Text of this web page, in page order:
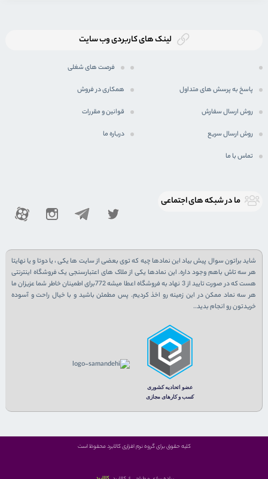
لینک های کاربردی وب سایت
فرصت های شغلی
پاسخ به پرسش های متداول همکاری در فروش
روش ارسال سفارش قوانین و مقررات
روش ارسال سریع درباره ما
تماس با ما
ما در شبكه های اجتماعی
شاید براتون سوال پیش بیاد این نمادها چیه که توی بعضی از سایت ها یکی ، یا دوتا و یا نهایتا
هر سه تاش باهم وجود داره. این نمادها یکی از ملاک های اعتبارسنجی یک فروشگاه اینترنتی
هست که در صورت تایید از 3 نهاد به فروشگاه اعطا میشه 772برای اطمینان خاطر شما عزیزان ما
هر سه نماد ممکن در این زمینه رو اخذ کردیم. پس مطمئن باشید و با خیال راحت و آسوده
خریدتون رو انجام بدید..
کلیه حقوق برای گروه نرم افزاری کالابرد محفوظ است